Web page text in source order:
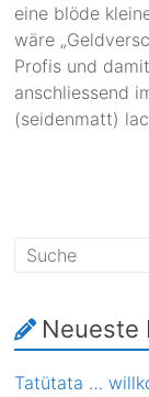
eine blöde
wäre
Profis und
anschliessend
(seidenmatt)
Neueste
Tatütata …